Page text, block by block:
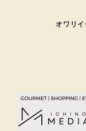
オワリ